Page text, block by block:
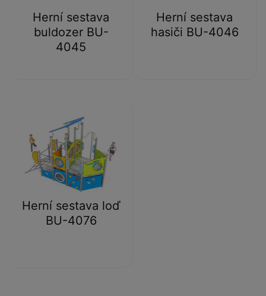
Herní sestava
buldozer BU-
4045
Herní sestava
hasiči BU-4046
Herní sestava loď
BU-4076